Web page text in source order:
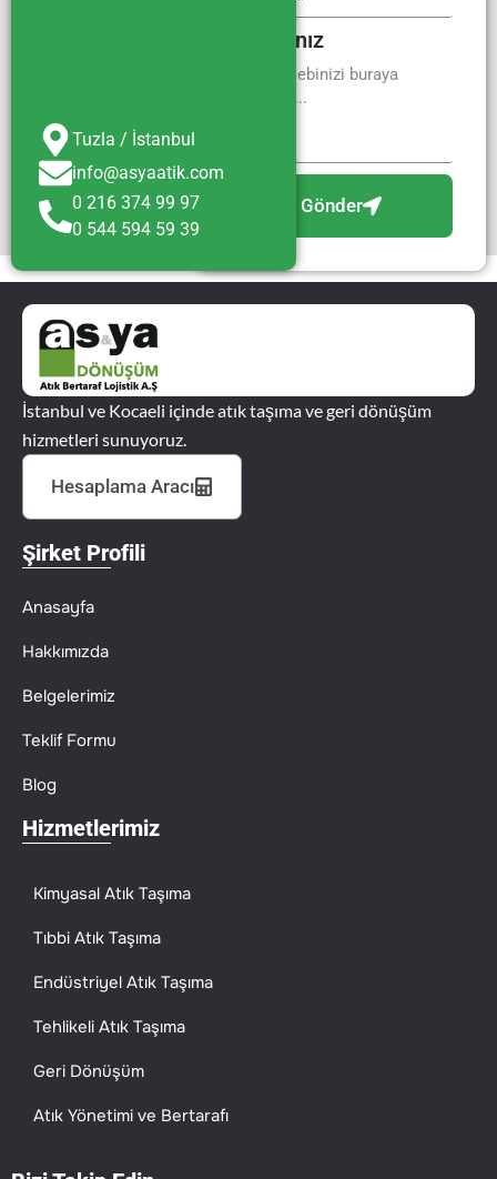
Tuzla / İstanbul
info@asyaatik.com
0 216 374 99 97
0 544 594 59 39
Mesajınız
Gönder
İstanbul ve Kocaeli içinde atık taşıma ve geri dönüşüm
hizmetleri sunuyoruz.
Hesaplama Aracı
Şirket Profili
Anasayfa
Hakkımızda
Belgelerimiz
Teklif Formu
Blog
Hizmetlerimiz
Kimyasal Atık Taşıma
Tıbbi Atık Taşıma
Endüstriyel Atık Taşıma
Tehlikeli Atık Taşıma
Geri Dönüşüm
Atık Yönetimi ve Bertarafı